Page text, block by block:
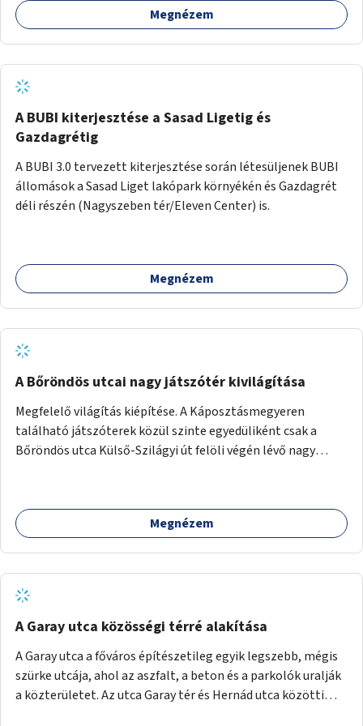
barátságosabbá és zöldebbé lehetne tenni a megállókat.
Megnézem
A BUBI kiterjesztése a Sasad Ligetig és
Gazdagrétig
A BUBI 3.0 tervezett kiterjesztése során létesüljenek BUBI
állomások a Sasad Liget lakópark környékén és Gazdagrét
déli részén (Nagyszeben tér/Eleven Center) is.
Megnézem
A Bőröndös utcai nagy játszótér kivilágítása
Megfelelő világítás kiépítése. A Káposztásmegyeren
található játszóterek közül szinte egyedüliként csak a
Bőröndös utca Külső-Szilágyi út felöli végén lévő nagy
Megnézem
A Garay utca közösségi térré alakítása
A Garay utca a főváros építészetileg egyik legszebb, mégis
szürke utcája, ahol az aszfalt, a beton és a parkolók uralják
a közterületet. Az utca Garay tér és Hernád utca közötti